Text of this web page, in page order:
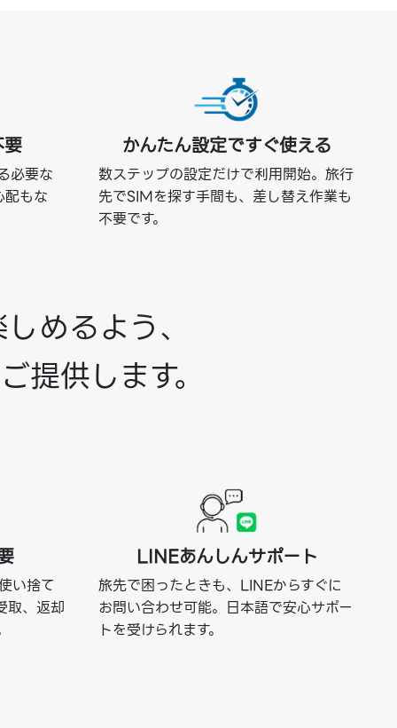
必要な
もな
かんたん設定ですぐ使える
数ステップの設定だけで利用開始。旅行
先でSIMを探す手間も、差し替え作業も
不要です。
めるよう、
供します。
い捨て
取、返却
LINEあんしんサポート
旅先で困ったときも、LINEからすぐに
お問い合わせ可能。日本語で安心サポー
トを受けられます。